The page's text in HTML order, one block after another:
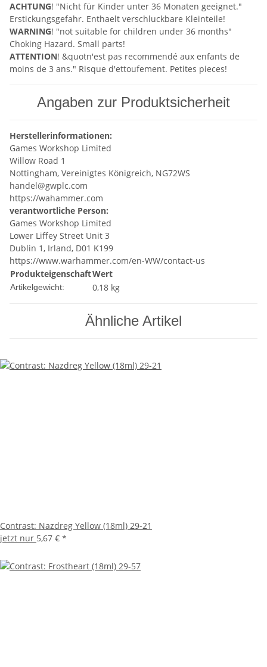
ACHTUNG! "Nicht für Kinder unter 36 Monaten geeignet."
Erstickungsgefahr. Enthaelt verschluckbare Kleinteile!
WARNING! "not suitable for children under 36 months"
Choking Hazard. Small parts!
ATTENTION! &quotn'est pas recommendé aux enfants de
moins de 3 ans." Risque d'ettoufement. Petites pieces!
Angaben zur Produktsicherheit
Herstellerinformationen:
Games Workshop Limited
Willow Road 1
Nottingham, Vereinigtes Königreich, NG72WS
handel@gwplc.com
https://wahammer.com
verantwortliche Person:
Games Workshop Limited
Lower Liffey Street Unit 3
Dublin 1, Irland, D01 K199
https://www.warhammer.com/en-WW/contact-us
ProdukteigenschaftWert
Artikelgewicht: 0,18 kg
Ähnliche Artikel
Contrast: Nazdreg Yellow (18ml) 29-21
jetzt nur 5,67 € *